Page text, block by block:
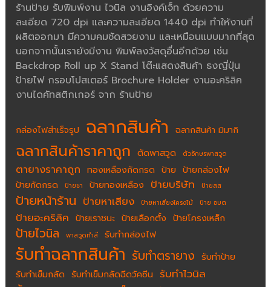
ร้านป้าย รับพิมพ์งาน ไวนิล งานอิงค์เจ็ท ด้วยความ
ละเอียด 720 dpi และความละเอียด 1440 dpi ทำให้งานที่
ผลิตออกมา มีความคมชัดสวยงาม และเหมือนแบบมากที่สุด
นอกจากนั้นเรายังมีงาน พิมพ์ลงวัสดุอื่นอีกด้วย เช่น
Backdrop Roll up X Stand โต๊ะแสดงสินค้า ธงญี่ปุ่น
ป้ายไฟ กรอบโปสเตอร์ Brochure Holder งานอะคริลิค
งานไดคัทสติกเกอร์ จาก ร้านป้าย
กล่องไฟสำเร็จรูป ฉลากสินค้า ฉลากสินค้า มิมากิ
ฉลากสินค้าราคาถูก ตัดพาสวูด ตัวอักษรพาสวูด
ตายางราคาถูก ทองเหลืองกัดกรด ป้าย ป้ายกล่องไฟ
ป้ายกัดกรด
ป้ายชา ป้ายทองเหลือง ป้ายบริษัท ป้ายสส
ป้ายหน้าร้าน ป้ายหาเสียง ป้ายหาเสียงโครงไม้ ป้าย อบต
ป้ายอะคริลิค ป้ายเราชนะ ป้ายเลือกตั้ง ป้ายโครงเหล็ก
ป้ายไวนิล พาสวูดทำสี รับทำกล่องไฟ
รับทำฉลากสินค้า รับทำตรายาง รับทำป้าย
รับทำเข็มกลัด รับทำเข็มกลัดฉีดวัคซีน รับทำไวนิล